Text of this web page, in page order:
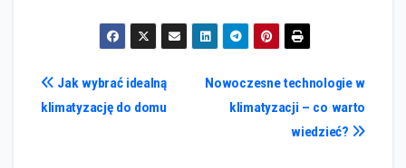
Nawigacja
wpisu
Nowoczesne technologie w
klimatyzacji – co warto
wiedzieć?
Jak wybrać idealną
klimatyzację do domu